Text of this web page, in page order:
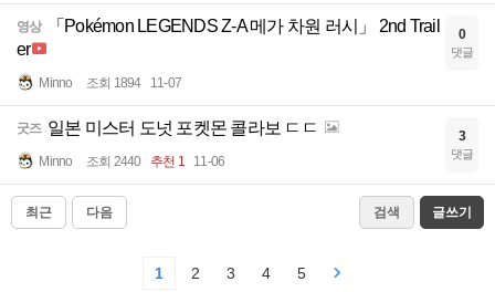
영상
「Pokémon LEGENDS Z-A 메가 차원 러시」 2nd Trail
er
Minno 조회 1894 11-07
0
댓글
굿즈 일본 미스터 도넛 포켓몬 콜라보 ㄷㄷ
Minno 조회 2440 추천 1 11-06
3
댓글
최근 다음 검색 글쓰기
1 2 3 4 5